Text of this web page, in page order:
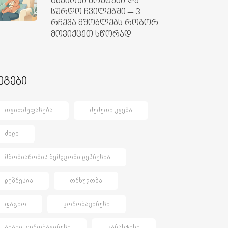
სურდო ჩვილებში – 3
რჩევა მშობლებს როგორ
მოვიქცეთ სწორად
ᲗᲕᲘᲗᲨᲔᲤᲐᲡᲔᲑᲐ ᲫᲣᲫᲣᲗᲘ ᲙᲕᲔᲑᲐ
ᲫᲘᲚᲘ
ᲛᲨᲝᲑᲘᲐᲠᲝᲑᲘᲡ ᲨᲔᲛᲓᲒᲝᲛᲘ ᲓᲔᲞᲠᲔᲡᲘᲐ
ᲓᲔᲞᲠᲔᲡᲘᲐ ᲝᲠᲡᲣᲚᲝᲑᲐ
ᲤᲐᲒᲘᲝ ᲙᲝᲠᲝᲜᲐᲕᲘᲠᲣᲡᲘ